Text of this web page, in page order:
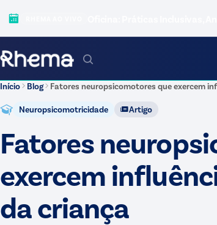
Início Blog
Neuropsicomotricidade Artigo
Fatores
exercem
da criança